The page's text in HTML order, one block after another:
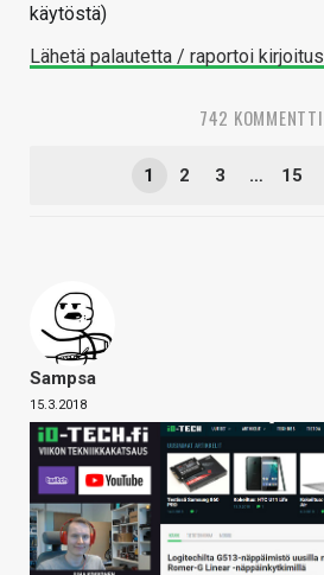
käytöstä)
Lähetä palautetta / raportoi
742
1 2 3 … 15
Sampsa
15.3.2018